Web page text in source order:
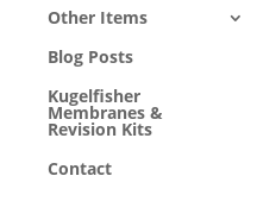
Other Items
Blog Posts
Kugelfisher
Membranes &
Revision Kits
Contact